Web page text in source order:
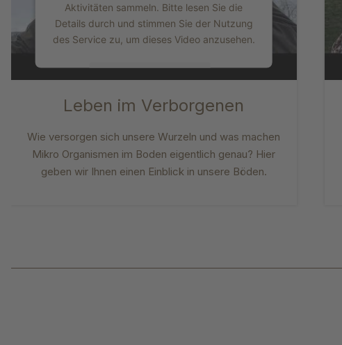
Aktivitäten sammeln. Bitte lesen Sie die
Details durch und stimmen Sie der Nutzung
des Service zu, um dieses Video anzusehen.
Akzeptieren
powered byUsercentrics Consent
Management Platform
Leben im Verborgenen
Wie versorgen sich unsere Wurzeln und was machen
Mikro Organismen im Boden eigentlich genau? Hier
geben wir Ihnen einen Einblick in unsere Böden.